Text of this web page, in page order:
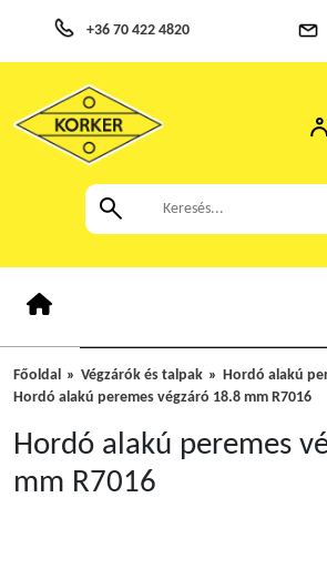
+36 70 422 4820
Főoldal Végzárók és talpak
Hordó alakú
Hordó alakú peremes végzáró 18.8 mm R7016
Hordó alakú peremes
mm R7016